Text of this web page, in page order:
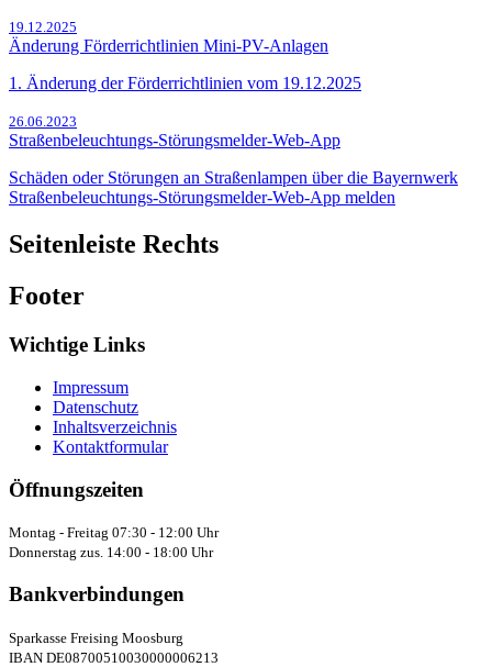
19.12.2025
Änderung Förderrichtlinien Mini-PV-Anlagen
1. Änderung der Förderrichtlinien vom 19.12.2025
26.06.2023
Straßenbeleuchtungs-Störungsmelder-Web-App
Schäden oder Störungen an Straßenlampen über die Bayernwerk
Straßenbeleuchtungs-Störungsmelder-Web-App melden
Seitenleiste Rechts
Footer
Wichtige Links
Impressum
Datenschutz
Inhaltsverzeichnis
Kontaktformular
Öffnungszeiten
Montag - Freitag 07:30 - 12:00 Uhr
Donnerstag zus. 14:00 - 18:00 Uhr
Bankverbindungen
Sparkasse Freising Moosburg
IBAN DE08700510030000006213